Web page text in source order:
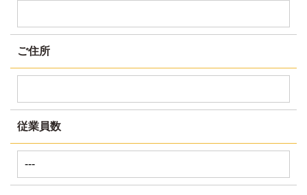
ご住所
従業員数